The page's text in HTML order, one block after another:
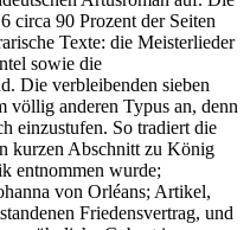
circa 90 Prozent der Seiten
Texte: die Meisterlieder
sowie die
. Die verbleibenden sieben
völlig anderen Typus an, denn
einzustufen. So tradiert die
kurzen Abschnitt zu König
entnommen wurde;
von Orléans; Artikel,
Friedensvertrag, und